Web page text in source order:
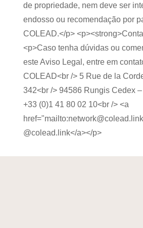
de propriedade, nem deve ser
endosso ou recomendação por
COLEAD.</p>
<p>Caso tenha dúvidas ou
este Aviso Legal, entre em
COLEAD<br /> 5 Rue de la
342<br /> 94586 Rungis Cedex
+33 (0)1 41 80 02 10<br /> <a
@colead.link</a></p>